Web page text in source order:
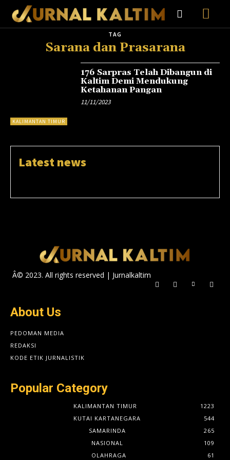
TAG
Sarana dan Prasarana
KALIMANTAN TIMUR
176 Sarpras Telah Dibangun di
Kaltim Demi Mendukung
Ketahanan Pangan
11/11/2023
Latest news
Â© 2023. All rights reserved | Jurnalkaltim
About Us
PEDOMAN MEDIA
REDAKSI
KODE ETIK JURNALISTIK
Popular Category
KALIMANTAN TIMUR
1223
KUTAI KARTANEGARA
544
SAMARINDA
265
NASIONAL
109
OLAHRAGA
61